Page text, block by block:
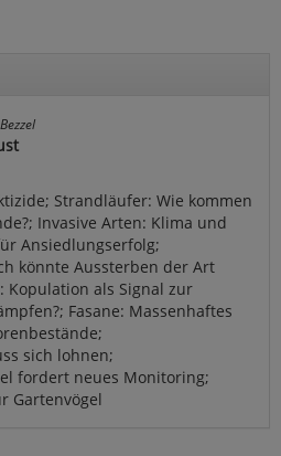
Strandläufer: Wie kommen
Invasive Arten: Klima und
Ansiedlungserfolg;
könnte Aussterben der Art
Kopulation als Signal zur
Fasane: Massenhaftes
sich lohnen;
fordert neues Monitoring;
Gartenvögel